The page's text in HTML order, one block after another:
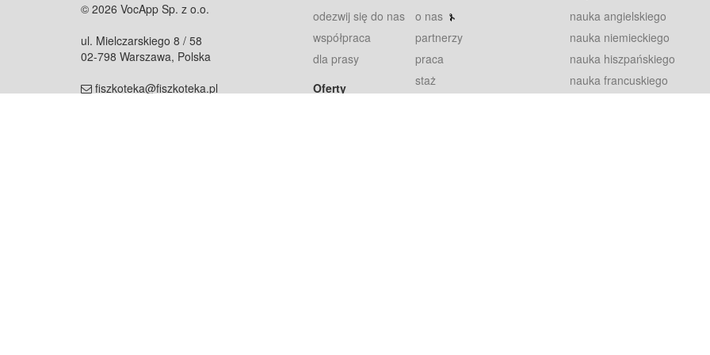
© 2026 VocApp Sp. z o.o.
ul. Mielczarskiego 8 / 58
02-798 Warszawa, Polska
fiszkoteka@fiszkoteka.pl
odezwij się do nas
współpraca
dla prasy
Oferty
o nas
partnerzy
praca
staż
nauka angielskiego
nauka niemieckiego
nauka hiszpańskiego
nauka francuskiego